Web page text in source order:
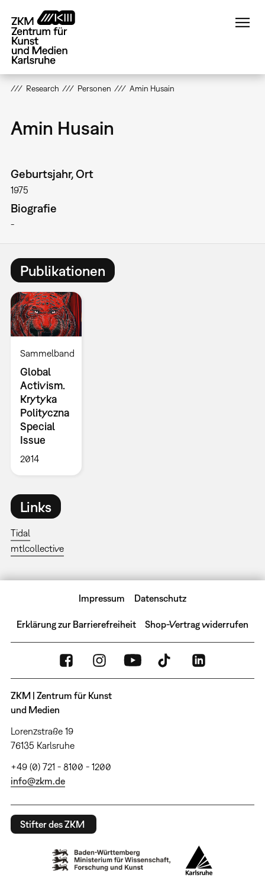
zum
Inhalt
Research Personen Amin Husain
Amin Husain
Geburtsjahr, Ort
1975
Biografie
-
Publikationen
Sammelband
Global
Activism.
Krytyka
Polityczna
Special
Issue
2014
Links
Tidal
mtlcollective
Impressum Datenschutz
Erklärung zur Barrierefreiheit Shop-Vertrag widerrufen
ZKM | Zentrum für Kunst
und Medien
Lorenzstraße 19
76135 Karlsruhe
+49 (0) 721 - 8100 - 1200
info@zkm.de
Stifter des ZKM